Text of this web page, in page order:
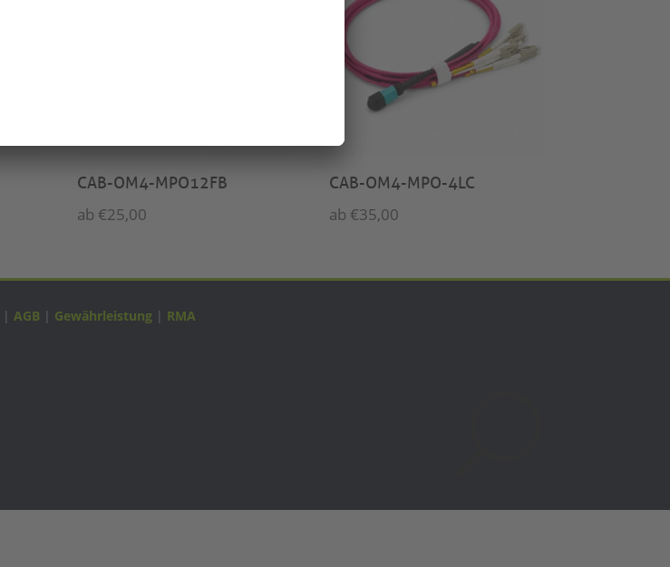
CAB-OM4-MPO12FB
ab €25,00
CAB-OM4-MPO-4LC
ab €35,00
|AGB | Gewährleistung | RMA